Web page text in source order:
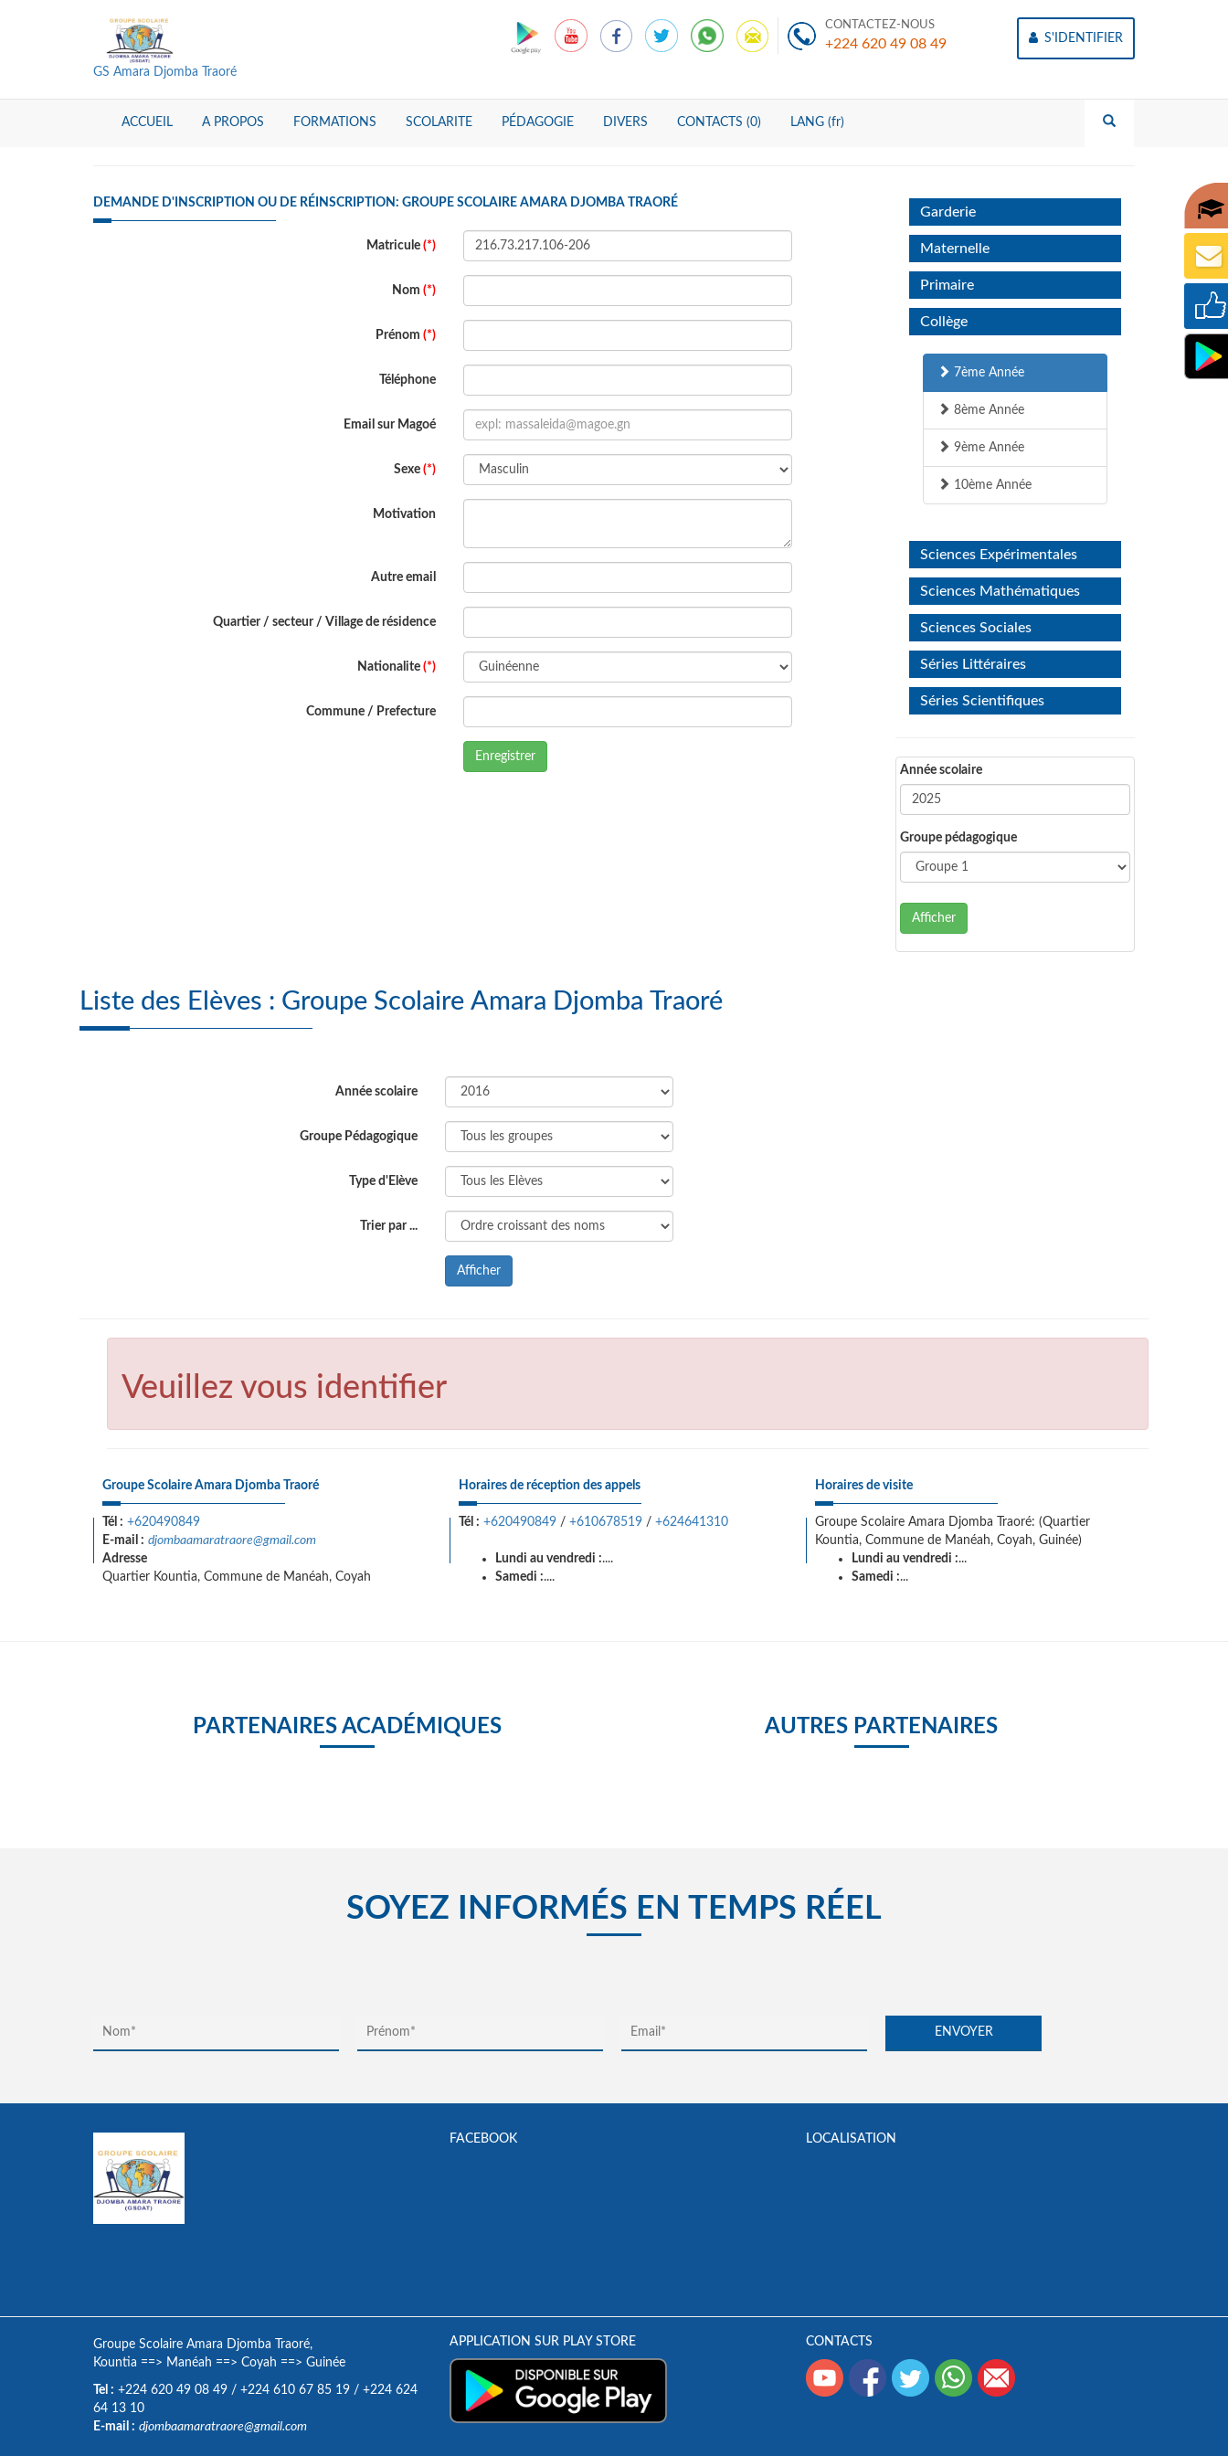
GS Amara Djomba Traoré
CONTACTEZ-NOUS
+224 620 49 08 49 S'IDENTIFIER
ACCUEIL A PROPOS FORMATIONS SCOLARITE PÉDAGOGIE DIVERS CONTACTS (0) LANG (fr)
DEMANDE D'INSCRIPTION OU DE RÉINSCRIPTION: GROUPE SCOLAIRE AMARA DJOMBA TRAORÉ
Matricule (*)
Nom (*)
Prénom (*)
Téléphone
Email sur Magoé
Sexe (*)
Motivation
Autre email
Quartier / secteur / Village de résidence
Nationalite (*)
Commune / Prefecture
Enregistrer
Garderie
Maternelle
Primaire
Collège
7ème Année
8ème Année
9ème Année
10ème Année
Sciences Expérimentales
Sciences Mathématiques
Sciences Sociales
Séries Littéraires
Séries Scientifiques
Année scolaire
Groupe pédagogique
Afficher
Liste des Elèves : Groupe Scolaire Amara Djomba Traoré
Année scolaire
Groupe Pédagogique
Type d'Elève
Trier par ...
Afficher
Veuillez vous identifier
Groupe Scolaire Amara Djomba Traoré
Tél : +620490849
E-mail : djombaamaratraore@gmail.com
Adresse
Quartier Kountia, Commune de Manéah, Coyah
Horaires de réception des appels
Tél : +620490849 / +610678519 / +624641310
Lundi au vendredi :....
Samedi :....
Horaires de visite
Groupe Scolaire Amara Djomba Traoré: (Quartier
Kountia, Commune de Manéah, Coyah, Guinée)
Lundi au vendredi :...
Samedi :...
PARTENAIRES ACADÉMIQUES AUTRES PARTENAIRES
SOYEZ INFORMÉS EN TEMPS RÉEL
FACEBOOK LOCALISATION
Groupe Scolaire Amara Djomba Traoré,
Kountia ==> Manéah ==> Coyah ==> Guinée
Tel : +224 620 49 08 49 / +224 610 67 85 19 / +224 624
64 13 10
E-mail : djombaamaratraore@gmail.com
APPLICATION SUR PLAY STORE CONTACTS